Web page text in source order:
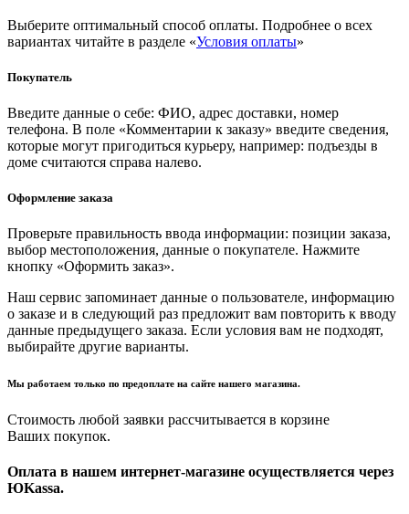
Выберите оптимальный способ оплаты. Подробнее о всех
вариантах читайте в разделе «Условия оплаты»
Покупатель
Введите данные о себе: ФИО, адрес доставки, номер
телефона. В поле «Комментарии к заказу» введите сведения,
которые могут пригодиться курьеру, например: подъезды в
доме считаются справа налево.
Оформление заказа
Проверьте правильность ввода информации: позиции заказа,
выбор местоположения, данные о покупателе. Нажмите
кнопку «Оформить заказ».
Наш сервис запоминает данные о пользователе, информацию
о заказе и в следующий раз предложит вам повторить к вводу
данные предыдущего заказа. Если условия вам не подходят,
выбирайте другие варианты.
Мы работаем только по предоплате на сайте нашего магазина.
Стоимость любой заявки рассчитывается в корзине
Ваших покупок.
Оплата в нашем интернет-магазине осуществляется через
ЮKassa.